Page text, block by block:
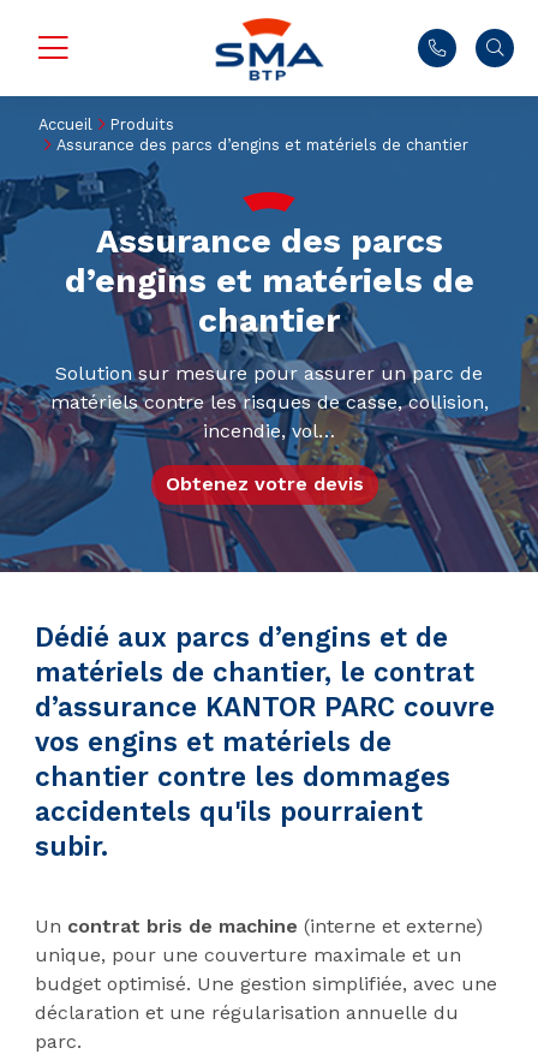
Accueil
Produits
Assurance des parcs d’engins et matériels de chantier
Assurance des parcs
d’engins et matériels de
chantier
Solution sur mesure pour assurer un parc de
matériels contre les risques de casse, collision,
incendie, vol…
Obtenez votre devis
Dédié aux parcs d’engins et de
matériels de chantier, le contrat
d’assurance KANTOR PARC couvre
vos engins et matériels de
chantier contre les dommages
accidentels qu'ils pourraient
subir.
Un contrat bris de machine (interne et externe)
unique, pour une couverture maximale et un
budget optimisé. Une gestion simplifiée, avec une
déclaration et une régularisation annuelle du
parc.